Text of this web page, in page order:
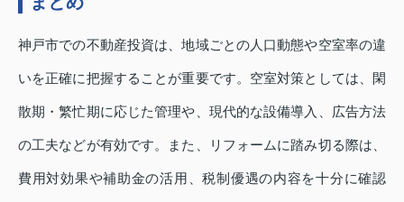
神戸市での不動産投資は、地域ごとの人口動態や空室率の違
いを正確に把握することが重要です。空室対策としては、閑
散期・繁忙期に応じた管理や、現代的な設備導入、広告方法
の工夫などが有効です。また、リフォームに踏み切る際は、
費用対効果や補助金の活用、税制優遇の内容を十分に確認